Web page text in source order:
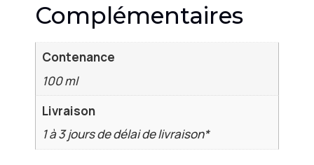
Complémentaires
Contenance
100 ml
Livraison
1 à 3 jours de délai de livraison*